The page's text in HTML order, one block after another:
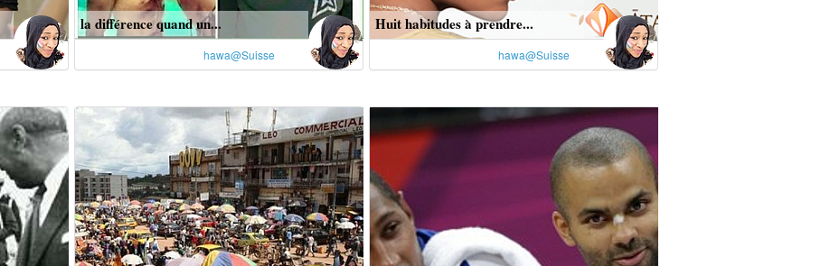
la différence quand un...
hawa@Suisse
Huit habitudes à prendre...
hawa@Suisse